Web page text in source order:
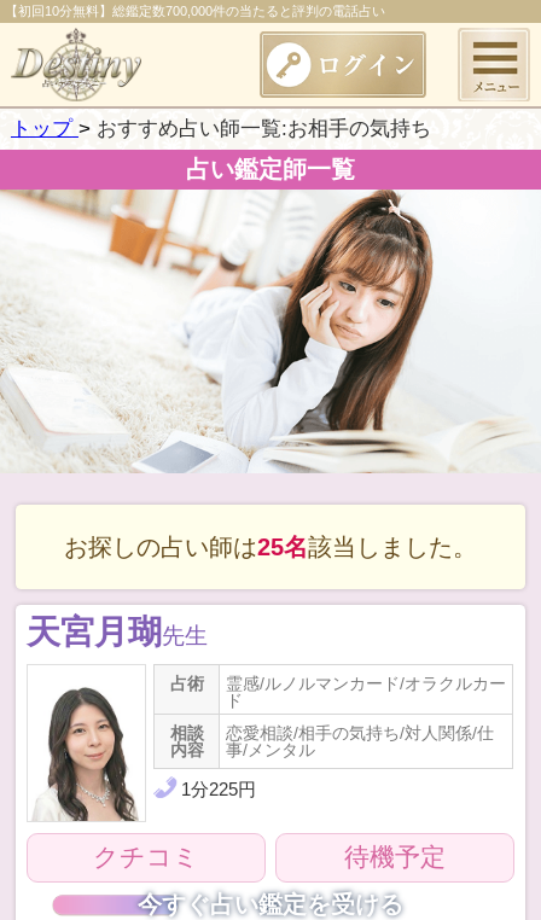
【初回10分無料】総鑑定数700,000件の当たると評判の電話占い
トップ おすすめ占い師一覧:お相手の気持ち
占い鑑定師一覧
お探しの占い師は25名該当しました。
天宮月瑚先生
占術
霊感/ルノルマンカード/オラクルカー
ド
相談
内容
恋愛相談/相手の気持ち/対人関係/仕
事/メンタル
1分225円
クチコミ 待機予定
今すぐ占い鑑定を受ける